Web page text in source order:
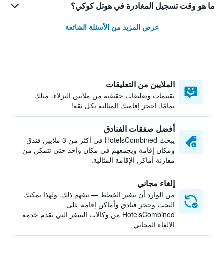
ما هو وقت تسجيل المغادرة في هوتل كوكي؟
عرض المزيد من الأسئلة الشائعة
الملايين من التعليقات
تقييمات وتعليقات حقيقية من ملايين النزلاء، مثلك
تمامًا. احجز إقامتك المثالية بكل ثقة!
أفضل صفقات الفنادق
يبحث HotelsCombined في أكثر من 3 ملايين فندق
ومكان إقامة ويجمعهم في مكان واحد حتى تتمكن من
مقارنة أماكن الإقامة المثالية.
إلغاء مجاني
من الوارد أن تتغير الخطط — نتفهم ذلك. ولهذا يمكنك
البحث وحجز فنادق وأماكن إقامة على
HotelsCombined من وكالات السفر التي تقدم خدمة
الإلغاء المجاني